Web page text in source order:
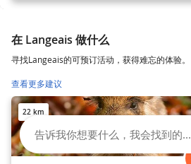
在 Langeais 做什么
寻找Langeais的可预订活动，获得难忘的体验。
查看更多建议
22 km
告诉我你想要什么，我会找到的...